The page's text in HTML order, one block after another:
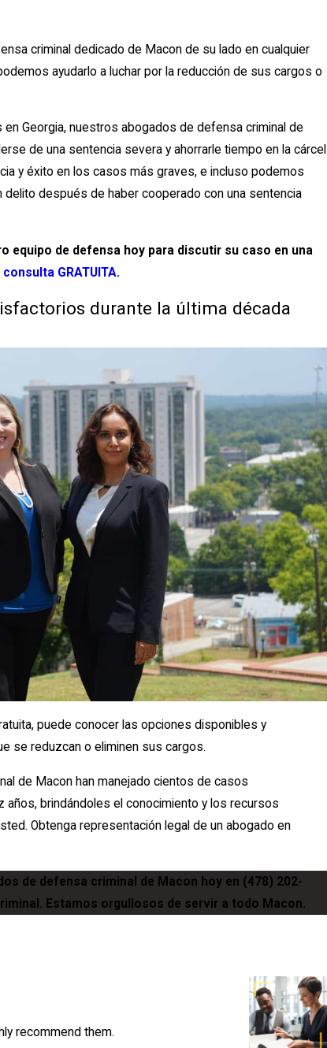
criminal dedicado de Macon de su lado en cualquier
ayudarlo a luchar por la reducción de sus cargos o
Georgia, nuestros abogados de defensa criminal de
de una sentencia severa y ahorrarle tiempo en la cárcel
y éxito en los casos más graves, e incluso podemos
delito después de haber cooperado con una sentencia
equipo de defensa hoy para discutir su caso en una
consulta GRATUITA.
durante la última década
puede conocer las opciones disponibles y
se reduzcan o eliminen sus cargos.
de Macon han manejado cientos de casos
brindándoles el conocimiento y los recursos
Obtenga representación legal de un abogado en
de defensa criminal de Macon hoy en (478) 202-
Estamos orgullosos de servir a todo Macon.
recommend them.